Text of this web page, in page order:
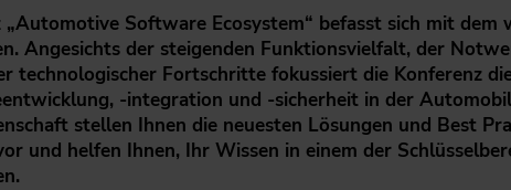
Software Ecosystem“ befasst sich mit dem
Angesichts der steigenden Funktionsvielfalt, der
technologischer Fortschritte fokussiert die Konferenz
-integration und -sicherheit in der
stellen Ihnen die neuesten Lösungen und Best
und helfen Ihnen, Ihr Wissen in einem der